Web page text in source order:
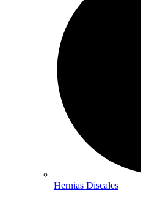
Hernias Discales